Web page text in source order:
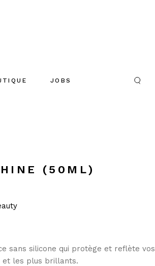
JOBS
(50ML)
sans silicone qui protège et reflète vos
et les plus brillants.